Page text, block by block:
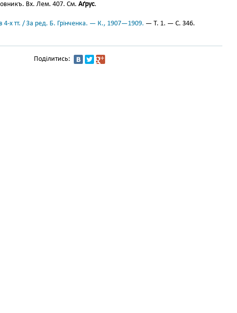
Вх. Лем. 407. См. Аґрус.
4-х тт. / За ред. Б. Грінченка. — К., 1907—1909. — Т. 1. — С. 346.
Поділитись: